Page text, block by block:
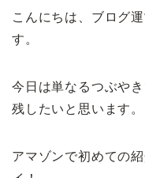
こんにちは、ブログ
す。
今日は単なるつぶや
残したいと思います。
アマゾンで初めての